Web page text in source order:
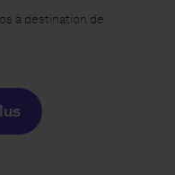
à destination de